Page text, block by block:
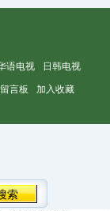
语电视 日韩电视
留言板 加入收藏